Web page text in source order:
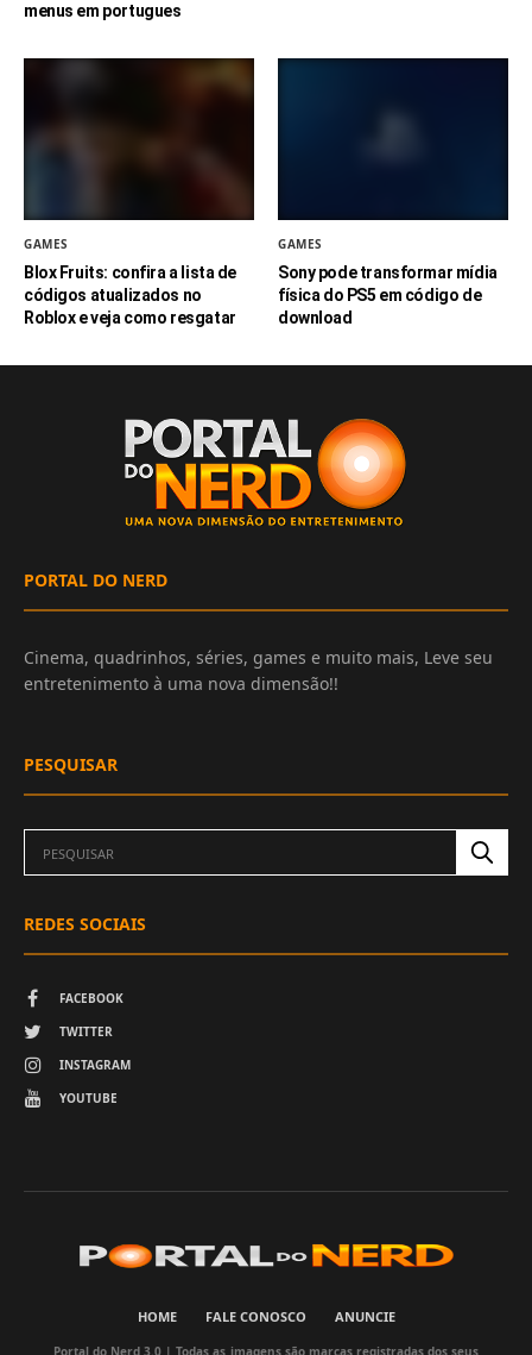
menus em portugues
GAMES
Blox Fruits: confira a lista de
códigos atualizados no
Roblox e veja como resgatar
GAMES
Sony pode transformar mídia
física do PS5 em código de
download
PORTAL DO NERD
Cinema, quadrinhos, séries, games e muito mais, Leve seu
entretenimento à uma nova dimensão!!
PESQUISAR
REDES SOCIAIS
FACEBOOK
TWITTER
INSTAGRAM
YOUTUBE
HOME FALE CONOSCO ANUNCIE